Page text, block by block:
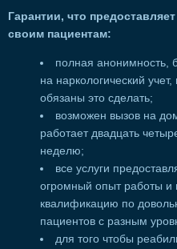
Гарантии, что
своим пациентам:
полная анонимность,
на наркологический
обязаны это сделать;
возможен вызов на
работает двадцать
неделю;
все услуги
огромный опыт работы
квалификацию по
пациентов с разным
для того чтобы